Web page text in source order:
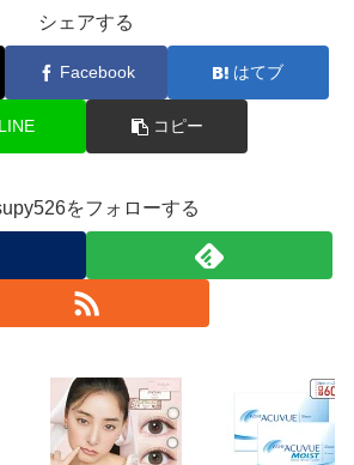
シェアする
Facebook はてブ
LINE コピー
をフォローする